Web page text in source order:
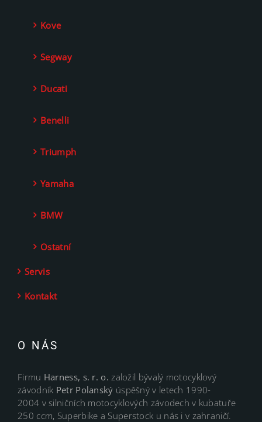
Kove
Segway
Ducati
Benelli
Triumph
Yamaha
BMW
Ostatní
Servis
Kontakt
O NÁS
Firmu Harness, s. r. o. založil bývalý motocyklový
závodník Petr Polanský úspěšný v letech 1990-
2004 v silničních motocyklových závodech v kubatuře
250 ccm, Superbike a Superstock u nás i v zahraničí.